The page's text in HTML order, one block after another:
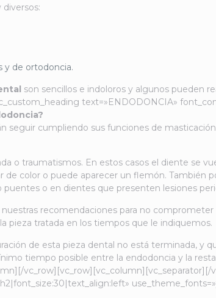
y de ortodoncia.
son sencillos e indoloros y algunos pueden
text=»ENDODONCIA»
seguir cumpliendo sus funciones de
o traumatismos. En estos casos el diente se
color o puede aparecer un flemón. También
o en dientes que presenten lesiones
nuestras recomendaciones para no
pieza tratada en los tiempos que le indiquemos.
de esta pieza dental no está terminada, y
tiempo posible entre la endodoncia y la
vc_row][vc_row][vc_column][vc_separator][/